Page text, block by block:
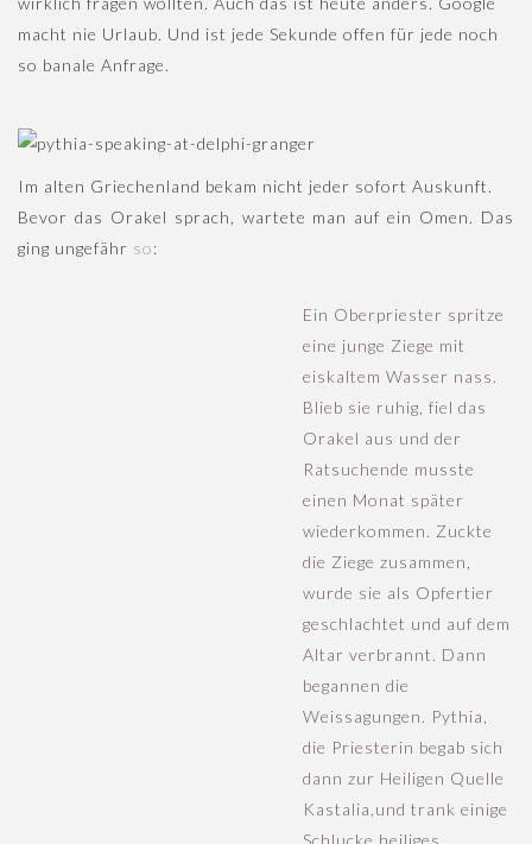
macht nie Urlaub. Und ist jede Sekunde offen für jede noch
so banale Anfrage.
Im alten Griechenland bekam nicht jeder sofort Auskunft.
Bevor das Orakel sprach, wartete man auf ein Omen. Das
ging ungefähr so:
Ein Oberpriester spritze
eine junge Ziege mit
eiskaltem Wasser nass.
Blieb sie ruhig, fiel das
Orakel aus und der
Ratsuchende musste
einen Monat später
wiederkommen. Zuckte
die Ziege zusammen,
wurde sie als Opfertier
geschlachtet und auf dem
Altar verbrannt. Dann
begannen die
Weissagungen. Pythia,
die Priesterin begab sich
dann zur Heiligen Quelle
Kastalia,und trank einige
Schlucke heiliges